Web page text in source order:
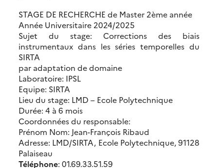
STAGE DE RECHERCHE de Master 2ème année
Année Universitaire 2024/2025
Sujet du stage: Corrections des biais
instrumentaux dans les séries temporelles du
SIRTA
par adaptation de domaine
Laboratoire: IPSL
Equipe: SIRTA
Lieu du stage: LMD – Ecole Polytechnique
Durée: 4 à 6 mois
Coordonnées du responsable:
Prénom Nom: Jean-François Ribaud
Adresse: LMD/SIRTA, Ecole Polytechnique, 91128
Palaiseau
Téléphone: 01.69.33.51.59